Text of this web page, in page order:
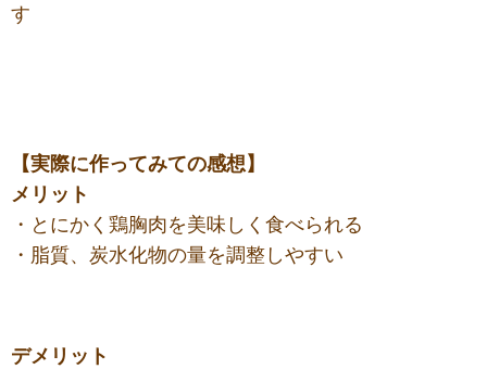
す
【実際に作ってみての感想】
メリット
・とにかく鶏胸肉を美味しく食べられる
・脂質、炭水化物の量を調整しやすい
デメリット